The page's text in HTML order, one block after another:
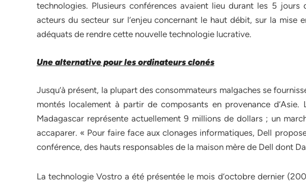
technologies. Plusieurs conférences avaient lieu durant les 5
acteurs du secteur sur l’enjeu concernant le haut débit, sur la mise
adéquats de rendre cette nouvelle technologie lucrative.
Une alternative pour les ordinateurs clonés
Jusqu’à présent, la plupart des consommateurs malgaches se
montés localement à partir de composants en provenance d’Asie.
Madagascar représente actuellement 9 millions de dollars ; un
accaparer. « Pour faire face aux clonages informatiques, Dell
conférence, des hauts responsables de la maison mère de Dell dont
La technologie Vostro a été présentée le mois d’octobre dernier